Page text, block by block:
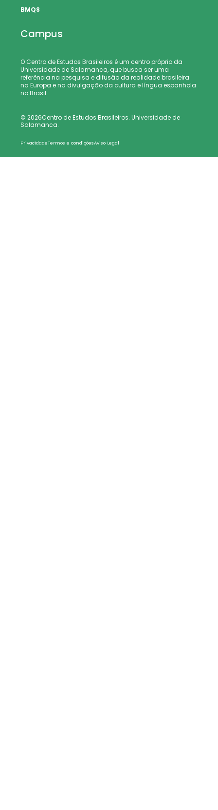
BMQS
Campus
O Centro de Estudos Brasileiros é um centro próprio da
Universidade de Salamanca, que busca ser uma
referência na pesquisa e difusão da realidade brasileira
na Europa e na divulgação da cultura e língua espanhola
no Brasil.
© 2026Centro de Estudos Brasileiros. Universidade de
Salamanca.
PrivacidadeTermos e condiçõesAviso Legal